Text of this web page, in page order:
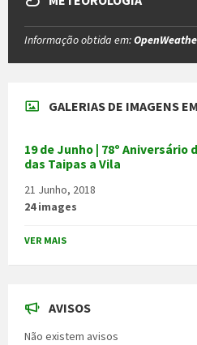
Informação obtida em:
GALERIAS DE IMAGENS
19 de Junho | 78º Aniversário
das Taipas a Vila
21 Junho, 2018
24 images
VER MAIS
AVISOS
Não existem avisos